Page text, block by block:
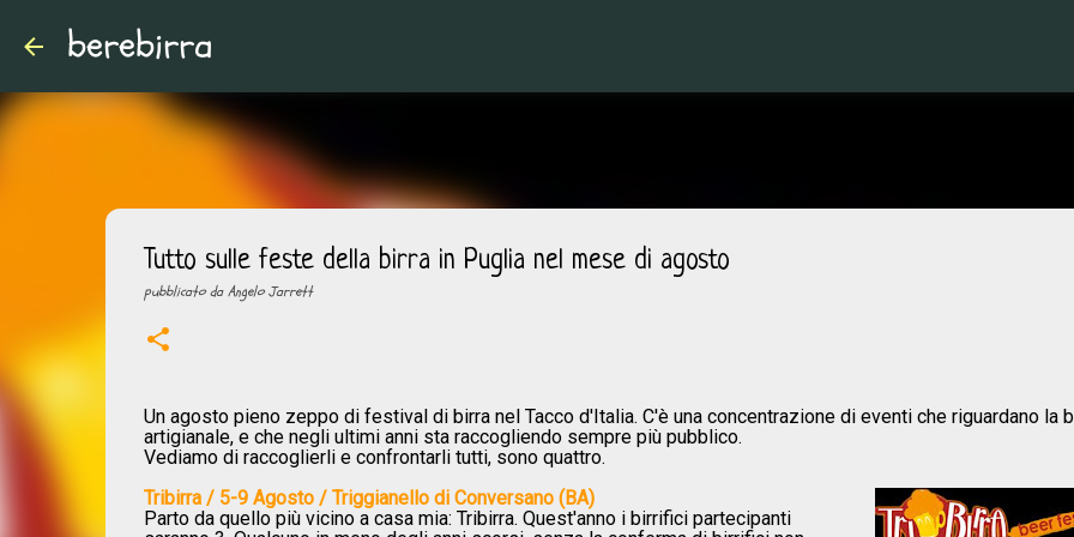
berebirra
Tutto sulle feste della birra in Puglia nel mese di agosto
pubblicato daAngelo Jarrett
Un agosto pieno zeppo di festival di birra nel Tacco d'Italia. C'è una concentrazione di eventi che riguardano la
artigianale, e che negli ultimi anni sta raccogliendo sempre più pubblico.
Vediamo di raccoglierli e confrontarli tutti, sono quattro.
Tribirra / 5-9 Agosto / Triggianello di Conversano (BA)
Parto da quello più vicino a casa mia: Tribirra. Quest'anno i birrifici partecipanti